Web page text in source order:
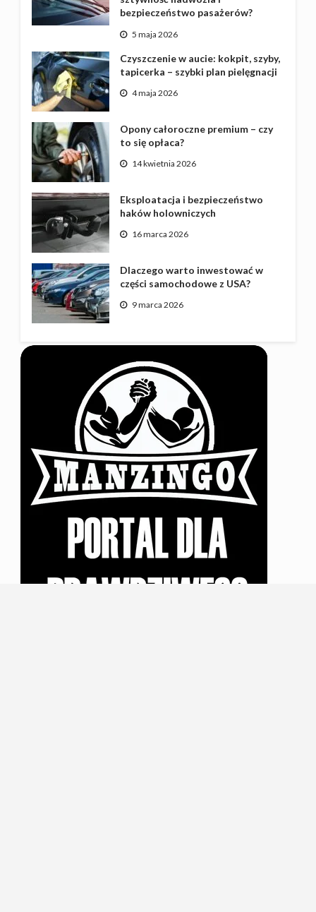
bezpieczeństwo pasażerów?
5 maja 2026
Czyszczenie w aucie: kokpit, szyby,
tapicerka – szybki plan pielęgnacji
4 maja 2026
Opony całoroczne premium – czy
to się opłaca?
14 kwietnia 2026
Eksploatacja i bezpieczeństwo
haków holowniczych
16 marca 2026
Dlaczego warto inwestować w
części samochodowe z USA?
9 marca 2026